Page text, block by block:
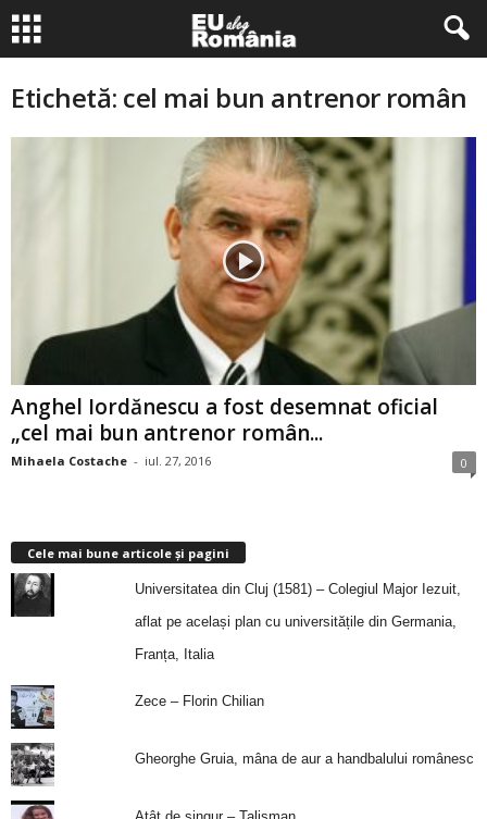
Etichetă: cel mai bun antrenor român
Anghel Iordănescu a fost desemnat oficial
„cel mai bun antrenor român...
Mihaela Costache - iul. 27, 2016 0
Cele mai bune articole și pagini
Universitatea din Cluj (1581) – Colegiul Major Iezuit,
aflat pe același plan cu universitățile din Germania,
Franța, Italia
Zece – Florin Chilian
Gheorghe Gruia, mâna de aur a handbalului românesc